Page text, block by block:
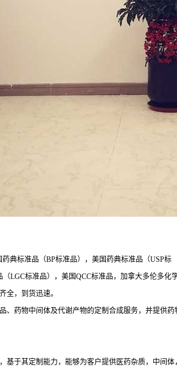
典标准品（BP标准品），美国药典标准品（USP标
LGC标准品），美国QCC标准品，加拿大多伦多
全，到货迅速。
药物中间体及代谢产物的定制合成服务，并提供
基于其定制能力，能够为客户提供医药杂质，中